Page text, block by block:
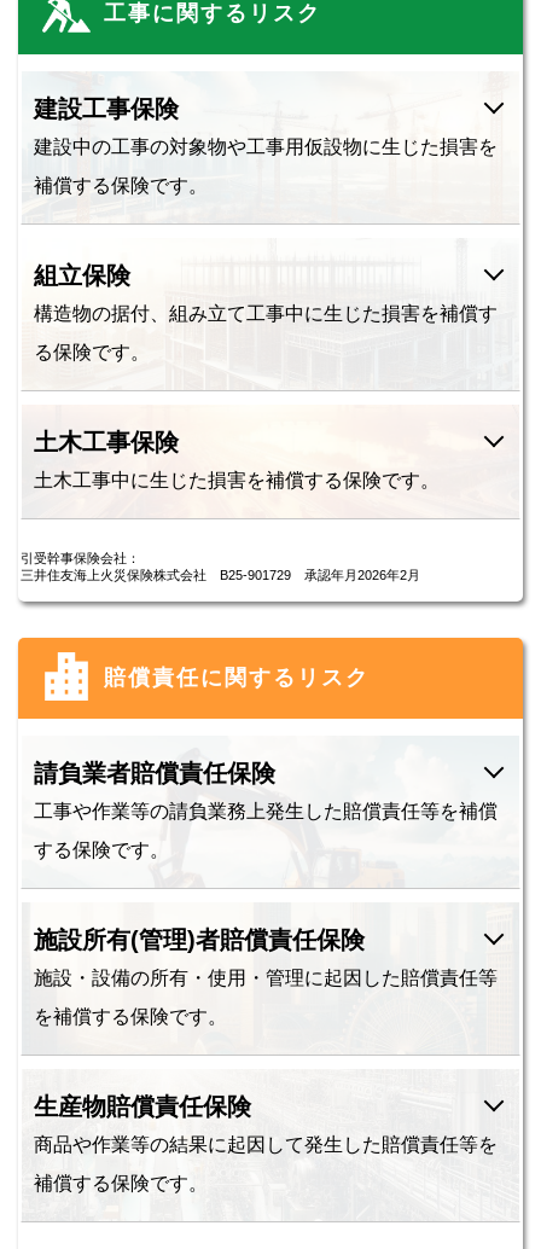
工事に関するリスク
建設工事保険
建設中の工事の対象物や工事用仮設物に生じた損害を
補償する保険です。
組立保険
構造物の据付、組み立て工事中に生じた損害を補償す
る保険です。
土木工事保険
土木工事中に生じた損害を補償する保険です。
引受幹事保険会社：
三井住友海上火災保険株式会社 B25-901729 承認年月2026年2月
賠償責任に関するリスク
請負業者賠償責任保険
工事や作業等の請負業務上発生した賠償責任等を補償
する保険です。
施設所有(管理)者賠償責任保険
施設・設備の所有・使用・管理に起因した賠償責任等
を補償する保険です。
生産物賠償責任保険
商品や作業等の結果に起因して発生した賠償責任等を
補償する保険です。